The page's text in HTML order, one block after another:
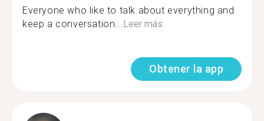
Everyone who like to talk about everything and
keep a conversation...Leer más
Obtener la app